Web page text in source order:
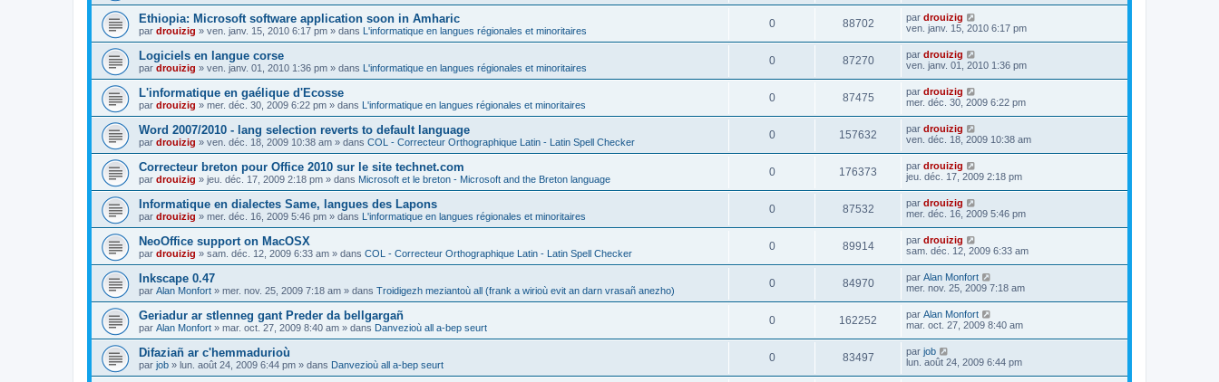
Ethiopia: Microsoft software application soon in Amharic
par drouizig » ven. janv. 15, 2010 6:17 pm » dans L'informatique en langues régionales et minoritaires
0 88702 par drouizig
ven. janv. 15, 2010 6:17 pm
Logiciels en langue corse
par drouizig » ven. janv. 01, 2010 1:36 pm » dans L'informatique en langues régionales et minoritaires
0 87270 par drouizig
ven. janv. 01, 2010 1:36 pm
L'informatique en gaélique d'Ecosse
par drouizig » mer. déc. 30, 2009 6:22 pm » dans L'informatique en langues régionales et minoritaires
0 87475 par drouizig
mer. déc. 30, 2009 6:22 pm
Word 2007/2010 - lang selection reverts to default language
par drouizig » ven. déc. 18, 2009 10:38 am » dans COL - Correcteur Orthographique Latin - Latin Spell Checker
0 157632 par drouizig
ven. déc. 18, 2009 10:38 am
Correcteur breton pour Office 2010 sur le site technet.com
par drouizig » jeu. déc. 17, 2009 2:18 pm » dans Microsoft et le breton - Microsoft and the Breton language
0 176373 par drouizig
jeu. déc. 17, 2009 2:18 pm
Informatique en dialectes Same, langues des Lapons
par drouizig » mer. déc. 16, 2009 5:46 pm » dans L'informatique en langues régionales et minoritaires
0 87532 par drouizig
mer. déc. 16, 2009 5:46 pm
NeoOffice support on MacOSX
par drouizig » sam. déc. 12, 2009 6:33 am » dans COL - Correcteur Orthographique Latin - Latin Spell Checker
0 89914 par drouizig
sam. déc. 12, 2009 6:33 am
Inkscape 0.47
par Alan Monfort » mer. nov. 25, 2009 7:18 am » dans Troidigezh meziantoù all (frank a wirioù evit an darn vrasañ anezho)
0 84970 par Alan Monfort
mer. nov. 25, 2009 7:18 am
Geriadur ar stlenneg gant Preder da bellgargañ
par Alan Monfort » mar. oct. 27, 2009 8:40 am » dans Danvezioù all a-bep seurt
0 162252 par Alan Monfort
mar. oct. 27, 2009 8:40 am
Difaziañ ar c'hemmadurioù
par job » lun. août 24, 2009 6:44 pm » dans Danvezioù all a-bep seurt
0 83497 par job
lun. août 24, 2009 6:44 pm